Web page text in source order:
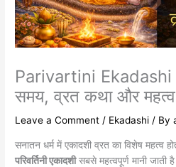
Parivartini Ekadashi
समय, व्रत कथा और महत्व
Leave a Comment / Ekadashi / By
सनातन धर्म में एकादशी व्रत का विशेष महत्व
परिवर्तिनी एकादशीसबसे महत्वपूर्ण मानी जाती